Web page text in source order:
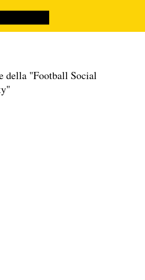
della "Football Social